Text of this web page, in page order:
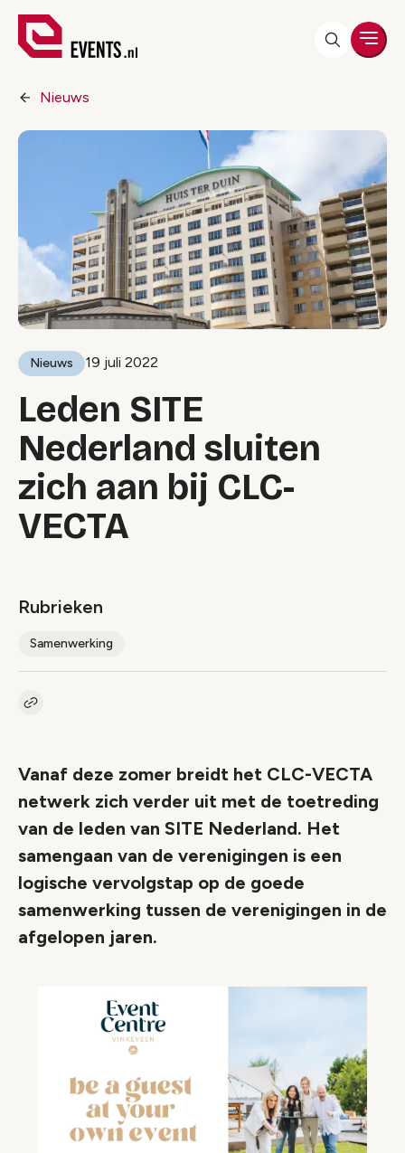
Nieuws
Nieuws 19 juli 2022
Leden SITE
Nederland sluiten
zich aan bij CLC-
VECTA
Rubrieken
Samenwerking
Kopieer link naar artikel
Vanaf deze zomer breidt het CLC-VECTA
netwerk zich verder uit met de toetreding
van de leden van SITE Nederland. Het
samengaan van de verenigingen is een
logische vervolgstap op de goede
samenwerking tussen de verenigingen in de
afgelopen jaren.